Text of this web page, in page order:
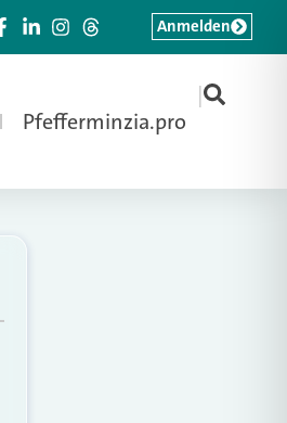
Pfefferminzia.pro
|
Anmelden